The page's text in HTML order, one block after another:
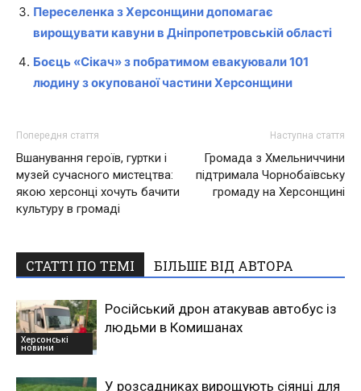
Переселенка з Херсонщини допомагає
вирощувати кавуни в Дніпропетровській області
Боєць «Сікач» з побратимом евакуювали 101
людину з окупованої частини Херсонщини
Попередня стаття
Вшанування героїв, гуртки і
музей сучасного мистецтва:
якою херсонці хочуть бачити
культуру в громаді
Наступна стаття
Громада з Хмельниччини
підтримала Чорнобаївську
громаду на Херсонщині
СТАТТІ ПО ТЕМІ БІЛЬШЕ ВІД АВТОРА
Херсонські
новини
Російський дрон атакував автобус із
людьми в Комишанах
У розсадниках вирощують сіянці для